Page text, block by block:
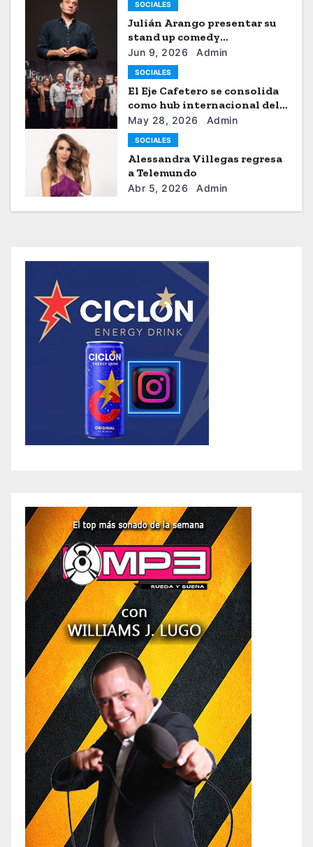
SOCIALES
Julián Arango presentar su
stand up comedy
“Julianchou”
Jun 9, 2026 Admin
SOCIALES
El Eje Cafetero se consolida
como hub internacional del
sistema moda
May 28, 2026 Admin
SOCIALES
Alessandra Villegas regresa
a Telemundo
Abr 5, 2026 Admin